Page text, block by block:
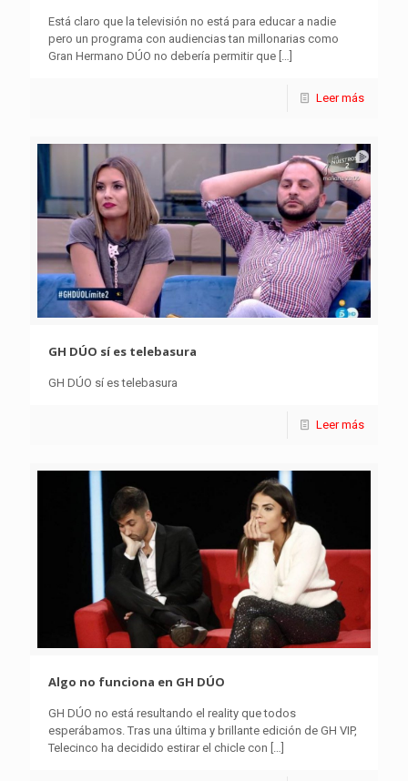
Está claro que la televisión no está para educar a nadie
pero un programa con audiencias tan millonarias como
Gran Hermano DÚO no debería permitir que […]
Leer más
GH DÚO sí es telebasura
GH DÚO sí es telebasura
Leer más
Algo no funciona en GH DÚO
GH DÚO no está resultando el reality que todos
esperábamos. Tras una última y brillante edición de GH VIP,
Telecinco ha decidido estirar el chicle con […]